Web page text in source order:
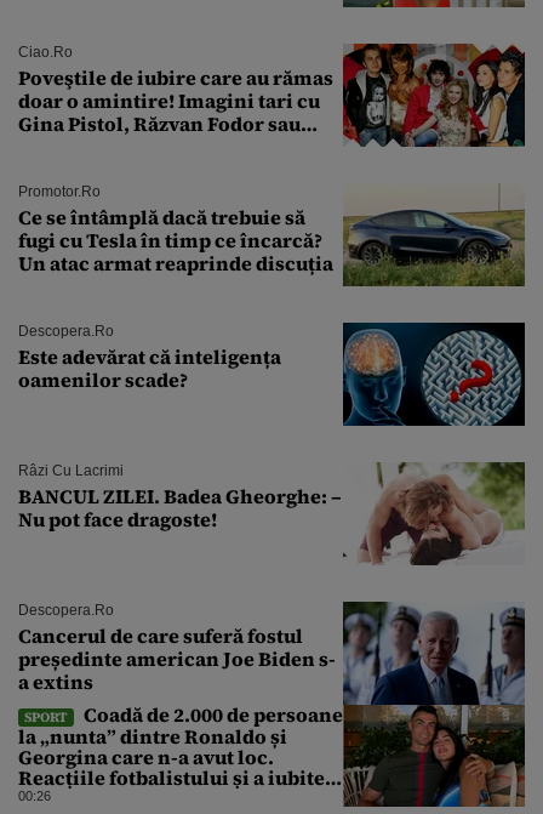
îmi salvez viața”
Ciao.ro
Poveştile de iubire care au rămas
doar o amintire! Imagini tari cu
Gina Pistol, Răzvan Fodor sau
Promotor.ro
Ce se întâmplă dacă trebuie să
fugi cu Tesla în timp ce încarcă?
Un atac armat reaprinde discuția
Descopera.ro
Este adevărat că inteligența
oamenilor scade?
Râzi Cu Lacrimi
BANCUL ZILEI. Badea Gheorghe: –
Nu pot face dragoste!
Descopera.ro
Cancerul de care suferă fostul
președinte american Joe Biden s-
a extins
SPORT
Coadă de 2.000 de persoane
la „nunta” dintre Ronaldo și
Georgina care n-a avut loc.
Reacțiile fotbalistului și a iubitei
sale pe social media
00:26